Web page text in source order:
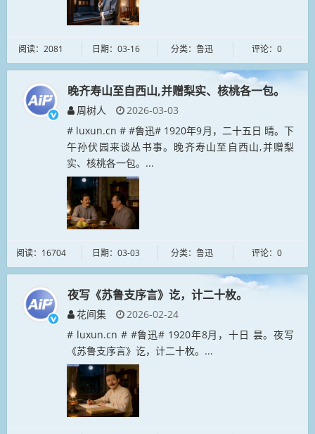
阅读：2081 日期：03-16 分类：鲁迅 评论：0
晚齐寿山至自西山,并赠梨实、核桃各一包。
周树人
2026-03-03
# luxun.cn # #鲁迅# 1920年9月，二十五日 晴。下
午孙伏园来谈丛书事。晚齐寿山至自西山,并赠梨
实、核桃各一包。...
阅读：16704 日期：03-03 分类：鲁迅 评论：0
夜写《苏鲁支序言》讫，计二十枚。
花间集
2026-02-24
# luxun.cn # #鲁迅# 1920年8月，十日 昙。夜写
《苏鲁支序言》讫，计二十枚。...